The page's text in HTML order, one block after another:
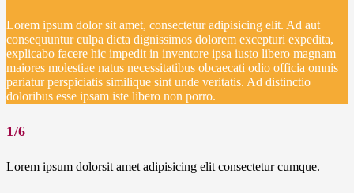
Lorem ipsum dolor sit amet, consectetur adipisicing elit. Ad aut
consequuntur culpa dicta dignissimos dolorem excepturi expedita,
explicabo facere hic impedit in inventore ipsa iusto libero magnam
maiores molestiae natus necessitatibus obcaecati odio officia omnis
pariatur perspiciatis similique sint unde veritatis. Ad distinctio
doloribus esse ipsam iste libero non porro.
1/6
Lorem ipsum dolorsit amet adipisicing elit consectetur cumque.